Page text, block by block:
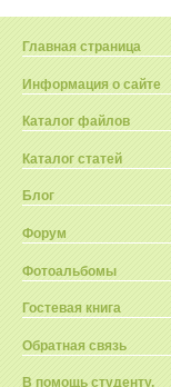
Главная страница
Информация о сайте
Каталог файлов
Каталог статей
Блог
Форум
Фотоальбомы
Гостевая книга
Обратная связь
В помощь студенту.